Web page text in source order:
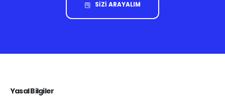
SİZİ ARAYALIM
Yasal Bilgiler